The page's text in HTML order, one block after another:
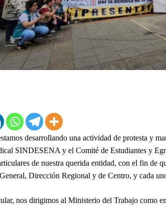
desarrollando una actividad de protesta y
SINDESENA y el Comité de Estudiantes y
de nuestra querida entidad, con el fin de
Dirección Regional y de Centro, y cada
nos dirigimos al Ministerio del Trabajo como